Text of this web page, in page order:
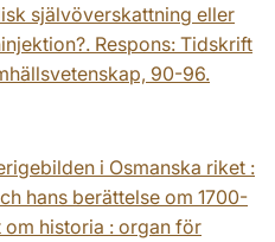
självöverskattning eller
Respons: Tidskrift
90-96.
i Osmanska riket :
hans berättelse om 1700-
historia : organ för